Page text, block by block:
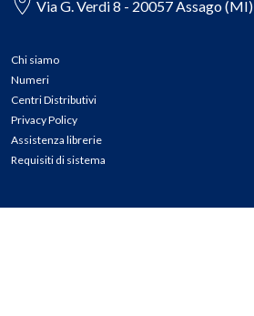
Via G. Verdi 8 - 20057 Assago (MI)
Chi siamo
Numeri
Centri Distributivi
Privacy Policy
Assistenza librerie
Requisiti di sistema
CONTATTI